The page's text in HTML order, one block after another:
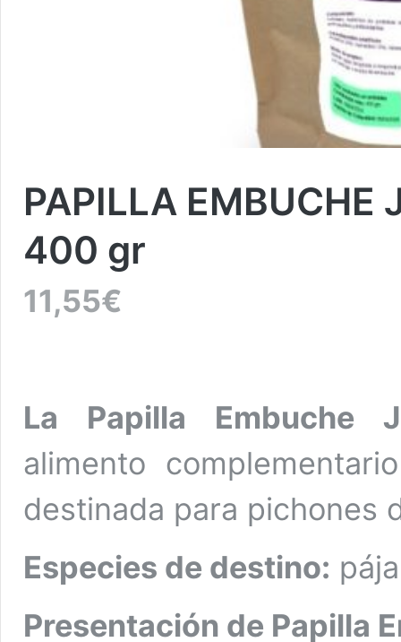
PAPILLA EMBUCHE
400 gr
11,55€
La Papilla Embuche
alimento
destinada para pichones
Especies de destino:
Presentación de Papilla